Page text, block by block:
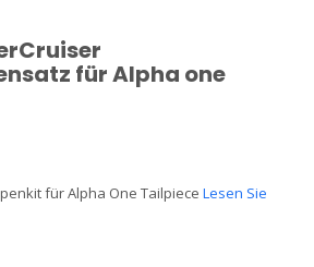
für Alpha one
für Alpha One Tailpiece Lesen Sie